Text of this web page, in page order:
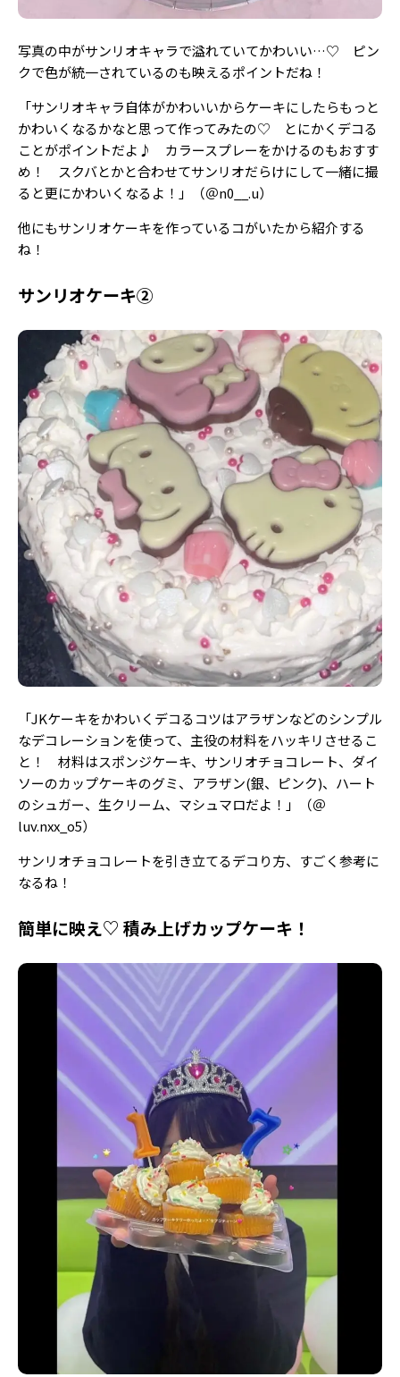
写真の中がサンリオキャラで溢れていてかわいい…♡ ピン
クで色が統一されているのも映えるポイントだね！
「サンリオキャラ自体がかわいいからケーキにしたらもっと
かわいくなるかなと思って作ってみたの♡ とにかくデコる
ことがポイントだよ♪ カラースプレーをかけるのもおすす
め！ スクバとかと合わせてサンリオだらけにして一緒に撮
ると更にかわいくなるよ！」（＠n0__.u）
他にもサンリオケーキを作っているコがいたから紹介する
ね！
サンリオケーキ②
「JKケーキをかわいくデコるコツはアラザンなどのシンプル
なデコレーションを使って、主役の材料をハッキリさせるこ
と！ 材料はスポンジケーキ、サンリオチョコレート、ダイ
ソーのカップケーキのグミ、アラザン(銀、ピンク)、 ハート
のシュガー、生クリーム、マシュマロだよ！」（＠
luv.nxx_o5）
サンリオチョコレートを引き立てるデコり方、すごく参考に
なるね！
簡単に映え♡ 積み上げカップケーキ！